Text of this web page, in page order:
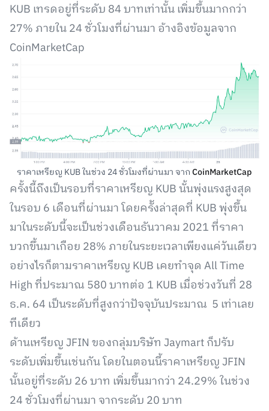
KUB เทรดอยู่ที่ระดับ 84 บาทเท่านั้น เพิ่มขึ้นมากกว่า
27% ภายใน 24 ชั่วโมงที่ผ่านมา อ้างอิงข้อมูลจาก
CoinMarketCap
ราคาเหรียญ​ KUB ในช่วง 24 ชั่วโมงที่ผ่านมา จากCoinMarketCap
ครั้งนี้ถึงเป็นรอบที่ราคาเหรียญ​ KUB นั้นพุ่งแรงสูงสุด
ในรอบ 6 เดือนที่ผ่านมา โดยครัังล่าสุดที่ KUB พุ่งขึ้น
มาในระดับนี้จะเป็นช่วงเดือนธันวาคม 2021 ที่ราคา
บวกขึ้นมาเกือย 28% ภายในระยะเวลาเพียงแค่วันเดียว
อย่างไรก็ตามราคาเหรีย​ญ KUB เคยทำจุด All Time
High ที่ประมาณ 580 บาทต่อ 1 KUB เมื่อช่วงวันที่ 28
ธ.ค. 64 เป็นระดับที่สูงกว่าปัจจุบันประมาณ 5 เท่าเลย
ทีเดียว
ด้านเหรียญ​ JFIN ของกลุ่มบริษัท Jaymart ก็ปรับ
ระดับเพิ่มขึ้นเช่นกัน โดยในตอนนี้ราคาเหรียญ​ JFIN
นั้นอยู่ที่ระดับ 26 บาท เพิ่มขึ้นมากว่า 24.29% ในช่วง
24 ชั่วโมงที่ผ่านมา จากระดับ 20 บาท